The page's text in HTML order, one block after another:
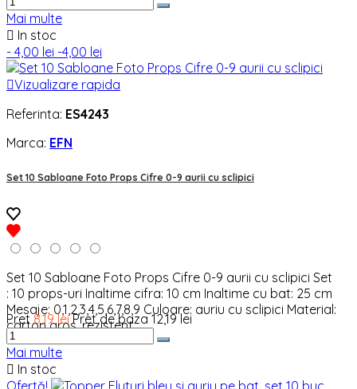
Mai multe
 In stoc
- 4,00 lei -4,00 lei
Vizualizare rapida
Referinta: ES4243
Marca: EFN
Set 10 Sabloane Foto Props Cifre 0-9 aurii cu sclipici
Set 10 Sabloane Foto Props Cifre 0-9 aurii cu sclipici Set
: 10 props-uri Inaltime cifra: 10 cm Inaltime cu bat: 25 cm
Mesaje: 0,1,2,3,4,5,6,7,8,9 Culoare: auriu cu sclipici Material:
carton gros, rezistent
Pret 8,19 lei Pret de baza 12,19 lei
Mai multe
 In stoc